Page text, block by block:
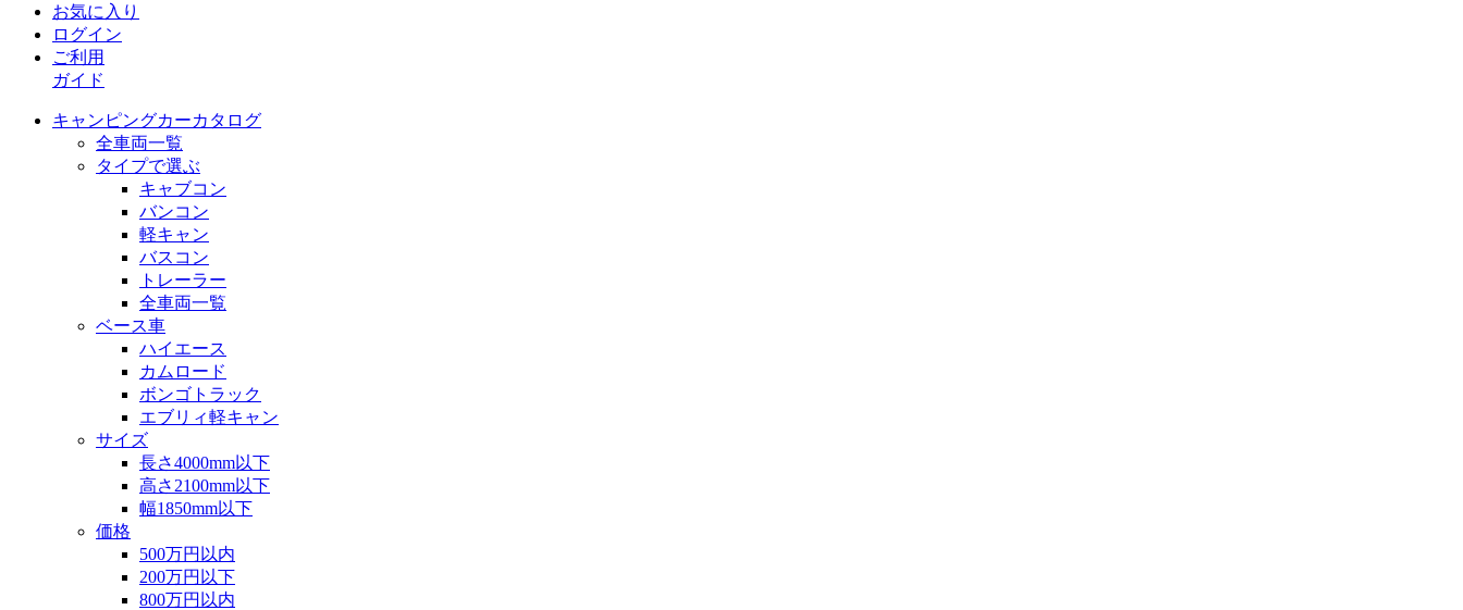
お気に入り
ログイン
ご利用
ガイド
キャンピングカーカタログ
全車両一覧
タイプで選ぶ
キャブコン
バンコン
軽キャン
バスコン
トレーラー
全車両一覧
ベース車
ハイエース
カムロード
ボンゴトラック
エブリィ軽キャン
サイズ
長さ4000mm以下
高さ2100mm以下
幅1850mm以下
価格
500万円以内
200万円以下
800万円以内